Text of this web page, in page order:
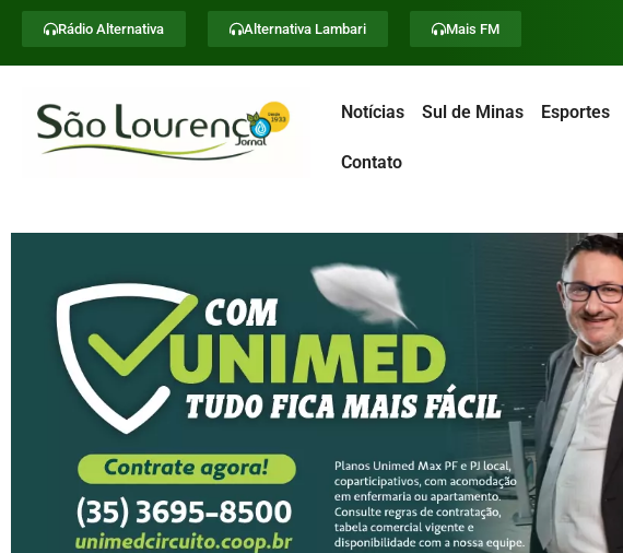
Rádio Alternativa Alternativa Lambari Mais FM
Notícias Sul de Minas Esportes
Contato